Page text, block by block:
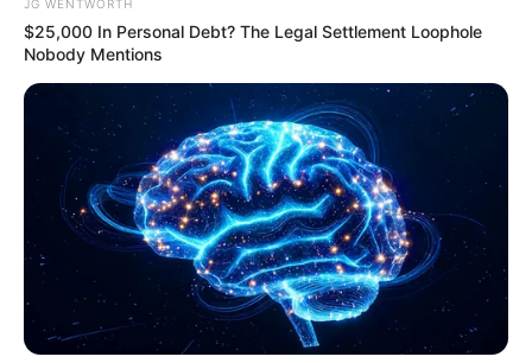
BRAINBERRIES
JG WENTWORTH
$25,000 In Personal Debt? The Legal Settlement Loophole
Nobody Mentions